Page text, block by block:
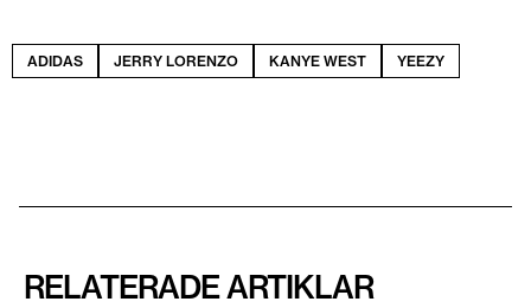
ADIDAS JERRY LORENZO KANYE WEST YEEZY
RELATERADE ARTIKLAR